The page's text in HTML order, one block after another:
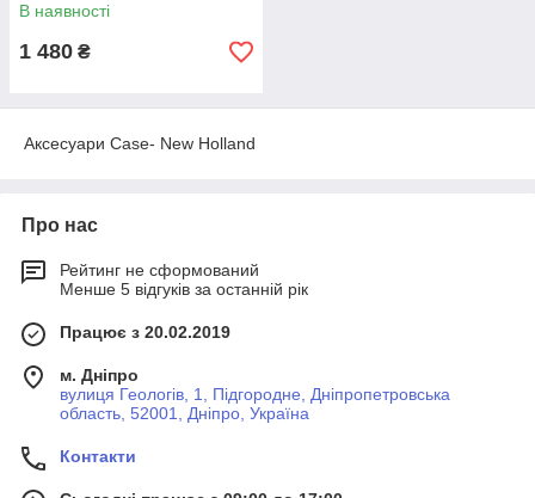
В наявності
1 480 ₴
Аксесуари Case- New Holland
Про нас
Рейтинг не сформований
Менше 5 відгуків за останній рік
Працює з 20.02.2019
м. Дніпро
вулиця Геологів, 1, Підгородне, Дніпропетровська
область, 52001, Дніпро, Україна
Контакти